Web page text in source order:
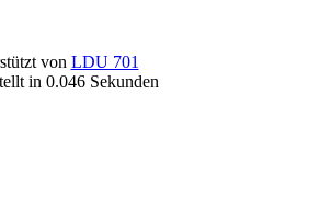
von LDU 701
in 0.046 Sekunden